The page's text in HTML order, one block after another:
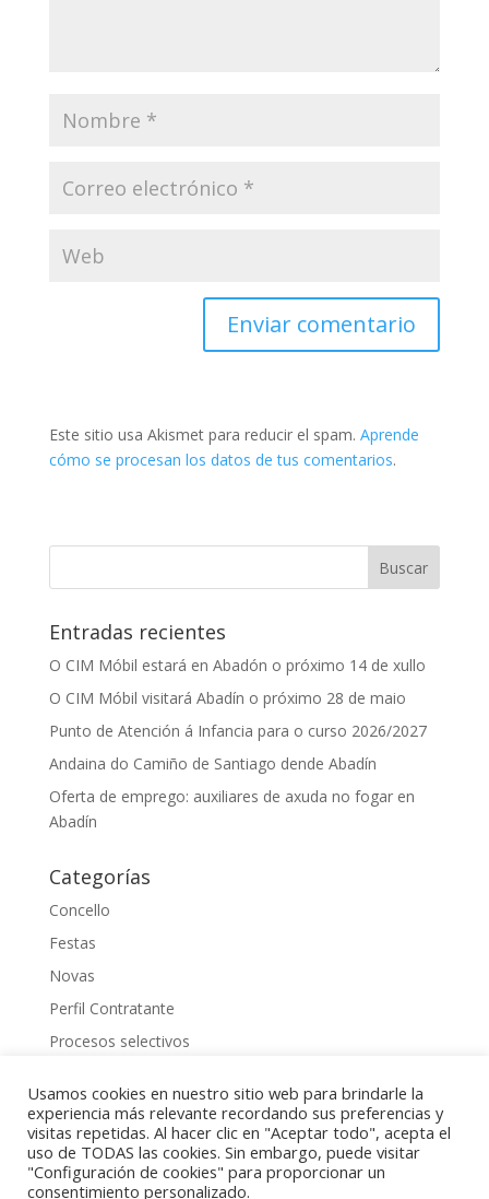
Este sitio usa Akismet para reducir el spam. Aprende
cómo se procesan los datos de tus comentarios.
Entradas recientes
O CIM Móbil estará en Abadón o próximo 14 de xullo
O CIM Móbil visitará Abadín o próximo 28 de maio
Punto de Atención á Infancia para o curso 2026/2027
Andaina do Camiño de Santiago dende Abadín
Oferta de emprego: auxiliares de axuda no fogar en
Abadín
Categorías
Concello
Festas
Novas
Perfil Contratante
Procesos selectivos
2023 Gestionado porRaquel Cuadrado
Usamos cookies en nuestro sitio web para brindarle la
experiencia más relevante recordando sus preferencias y
visitas repetidas. Al hacer clic en "Aceptar todo", acepta el
uso de TODAS las cookies. Sin embargo, puede visitar
"Configuración de cookies" para proporcionar un
consentimiento personalizado.